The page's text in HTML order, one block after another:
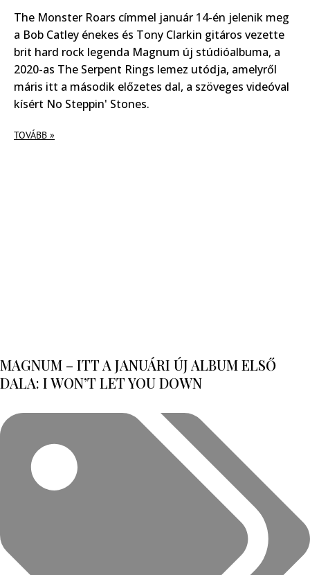
The Monster Roars címmel január 14-én jelenik meg
a Bob Catley énekes és Tony Clarkin gitáros vezette
brit hard rock legenda Magnum új stúdióalbuma, a
2020-as The Serpent Rings lemez utódja, amelyről
máris itt a második előzetes dal, a szöveges videóval
kísért No Steppin' Stones.
TOVÁBB »
MAGNUM – ITT A JANUÁRI ÚJ ALBUM ELSŐ
DALA: I WON’T LET YOU DOWN